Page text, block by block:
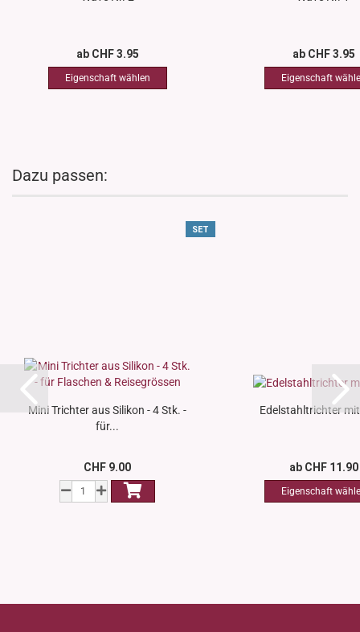
ab CHF 3.95 ab CHF 3.95
Dazu passen:
SET
Mini Trichter aus Silikon - 4 Stk. -
für...
CHF 9.00
Edelstahltrichter
ab CHF 11.90